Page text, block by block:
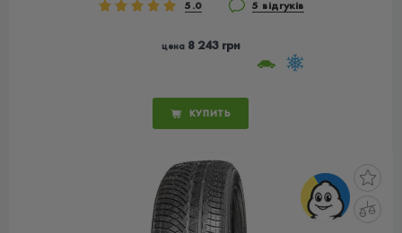
5.0 5 відгуків
цена8 243 грн
КУПИТЬ